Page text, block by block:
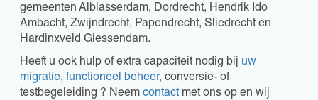
gemeenten Alblasserdam, Dordrecht, Hendrik Ido
Ambacht, Zwijndrecht, Papendrecht, Sliedrecht en
Hardinxveld Giessendam.
Heeft u ook hulp of extra capaciteit nodig bij uw
migratie, functioneel beheer, conversie- of
testbegeleiding ? Neem contact met ons op en wij